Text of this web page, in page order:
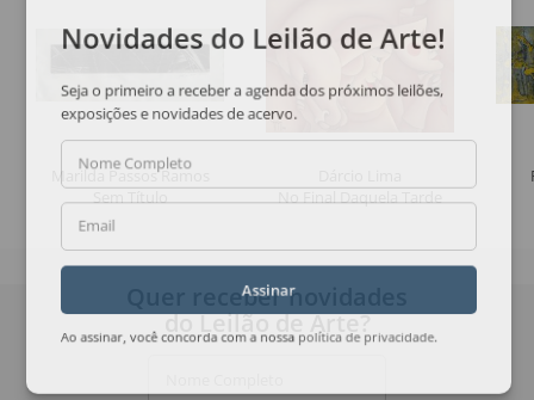
Marilda Passos Ramos
Sem Título
No Final Daquela Tarde
Novidades do Leilão de Arte!
Seja o primeiro a receber a agenda dos próximos leilões,
exposições e novidades de acervo.
Nome Completo
Email
Assinar
Ao assinar, você concorda com a nossa política de privacidade
Quer receber novidades
do Leilão de Arte?